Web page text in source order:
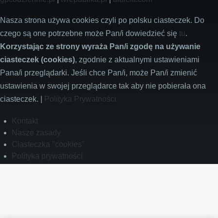
Nasza strona używa cookies czyli po polsku ciasteczek. Do
czego są one potrzebne może Pan/i dowiedzieć się tu.
Korzystając ze strony wyraża Pan/i zgodę na używanie
ciasteczek (cookies), zgodnie z aktualnymi ustawieniami
Pana/i przeglądarki. Jeśli chce Pan/i, może Pan/i zmienić
ustawienia w swojej przeglądarce tak aby nie pobierała ona
ciasteczek. |
Polityka Prywatności
FooterKontakt
Nasze zasady
Ciasteczka "cookies"
Polityka prywatności